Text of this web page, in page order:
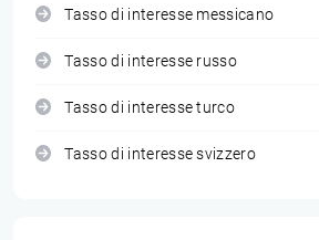
Tasso di interesse messicano
Tasso di interesse russo
Tasso di interesse turco
Tasso di interesse svizzero